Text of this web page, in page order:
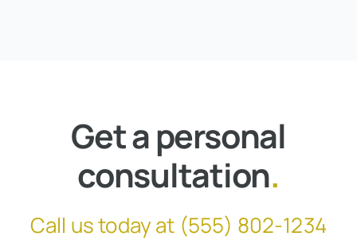
Get a personal
consultation.
Call us today at (555) 802-1234